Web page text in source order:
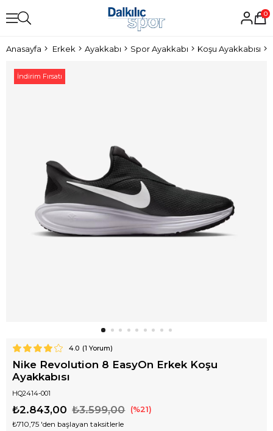
0
Anasayfa Erkek Ayakkabı Spor Ayakkabı Koşu Ayakkabısı
İndirim Fırsatı
4.0 (1 Yorum)
Nike Revolution 8 EasyOn Erkek Koşu
Ayakkabısı
HQ2414-001
₺3.599,00
₺2.843,00 21
₺710,75 'den başlayan taksitlerle